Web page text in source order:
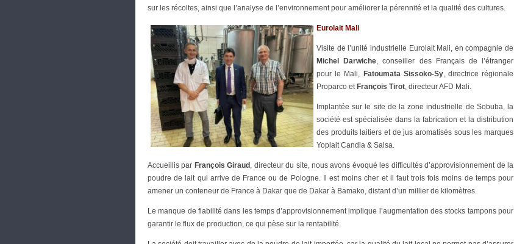
sur les récoltes, ainsi que l’analyse de l’environnement pour améliorer la pérennité et la qualité des cultures.
Eurolait Mali
Visite de l’unité industrielle Eurolait Mali, en compagnie de
Michel Darwiche, conseiller des Français de l’étranger
pour le Mali, Fatoumata Sissoko-Sy, directrice régionale
Proparco et François Tirot, directeur AFD Mali.
Implantée sur le site de la zone industrielle de Sobuba, la
société est spécialisée dans la fabrication et la distribution
des produits laitiers et de jus aromatisés sous les marques
Yoplait Candia & Salsa.
Accueillis par François Giraud , directeur du site, nous avons évoqué les difficultés d’approvisionnement de la
poudre de lait qui arrive de France ou de Pologne. Il est moins cher et il faut trois fois moins de temps pour
amener un conteneur de France à Dakar que de Dakar à Bamako, distant d’un millier de kilomètres.
Le manque de fiabilité dans les temps d’approvisionnement implique l’augmentation des stocks tampons pour
garantir le flux de production, ce qui pèse sur la rentabilité.